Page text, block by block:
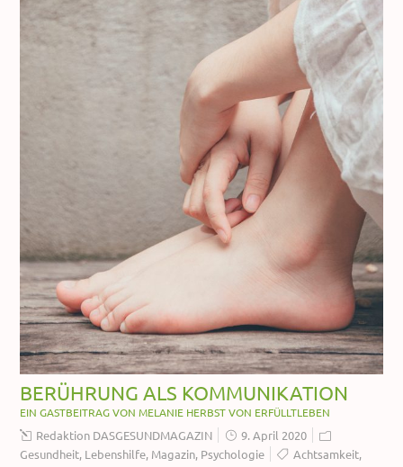
BERÜHRUNG ALS KOMMUNIKATION
EIN GASTBEITRAG VON MELANIE HERBST VON ERFÜLLTLEBEN
Redaktion DASGESUNDMAGAZIN
9. April 2020
Gesundheit, Lebenshilfe, Magazin, Psychologie Achtsamkeit,